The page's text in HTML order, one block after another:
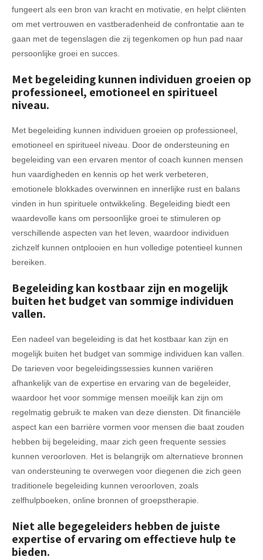
fungeert als een bron van kracht en motivatie, en helpt cliënten
om met vertrouwen en vastberadenheid de confrontatie aan te
gaan met de tegenslagen die zij tegenkomen op hun pad naar
persoonlijke groei en succes.
Met begeleiding kunnen individuen groeien op
professioneel, emotioneel en spiritueel
niveau.
Met begeleiding kunnen individuen groeien op professioneel,
emotioneel en spiritueel niveau. Door de ondersteuning en
begeleiding van een ervaren mentor of coach kunnen mensen
hun vaardigheden en kennis op het werk verbeteren,
emotionele blokkades overwinnen en innerlijke rust en balans
vinden in hun spirituele ontwikkeling. Begeleiding biedt een
waardevolle kans om persoonlijke groei te stimuleren op
verschillende aspecten van het leven, waardoor individuen
zichzelf kunnen ontplooien en hun volledige potentieel kunnen
bereiken.
Begeleiding kan kostbaar zijn en mogelijk
buiten het budget van sommige individuen
vallen.
Een nadeel van begeleiding is dat het kostbaar kan zijn en
mogelijk buiten het budget van sommige individuen kan vallen.
De tarieven voor begeleidingssessies kunnen variëren
afhankelijk van de expertise en ervaring van de begeleider,
waardoor het voor sommige mensen moeilijk kan zijn om
regelmatig gebruik te maken van deze diensten. Dit financiële
aspect kan een barrière vormen voor mensen die baat zouden
hebben bij begeleiding, maar zich geen frequente sessies
kunnen veroorloven. Het is belangrijk om alternatieve bronnen
van ondersteuning te overwegen voor diegenen die zich geen
traditionele begeleiding kunnen veroorloven, zoals
zelfhulpboeken, online bronnen of groepstherapie.
Niet alle begegeleiders hebben de juiste
expertise of ervaring om effectieve hulp te
bieden.